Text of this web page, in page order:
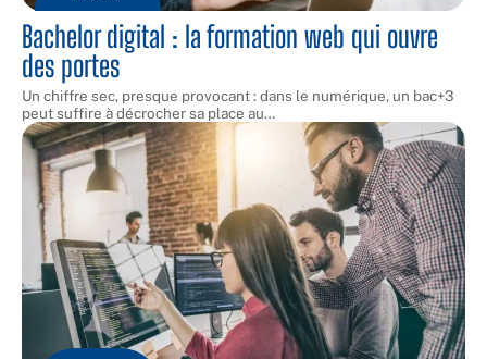
Bachelor digital : la formation web qui ouvre
des portes
Un chiffre sec, presque provocant : dans le numérique, un bac+3
peut suffire à décrocher sa place au…